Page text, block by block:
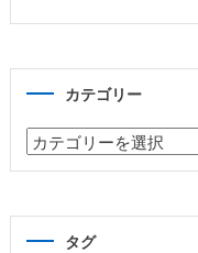
カテゴリー
カ
テ
タグ